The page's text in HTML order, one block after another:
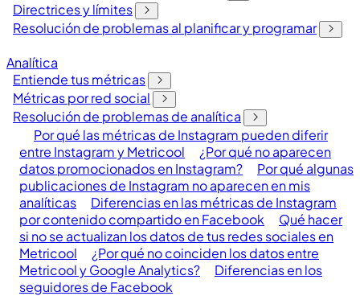
Directrices y límites
Resolución de problemas al planificar y programar
Analítica
Entiende tus métricas
Métricas por red social
Resolución de problemas de analítica
Por qué las métricas de Instagram pueden diferir
entre Instagram y Metricool
¿Por qué no aparecen
datos promocionados en Instagram?
Por qué algunas
publicaciones de Instagram no aparecen en mis
analíticas
Diferencias en las métricas de Instagram
por contenido compartido en Facebook
Qué hacer
si no se actualizan los datos de tus redes sociales en
Metricool
¿Por qué no coinciden los datos entre
Metricool y Google Analytics?
Diferencias en los
seguidores de Facebook